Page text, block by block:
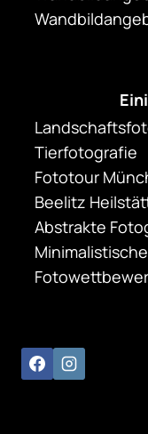
Tierfotografie
Fototour
Beelitz
Abstrakte